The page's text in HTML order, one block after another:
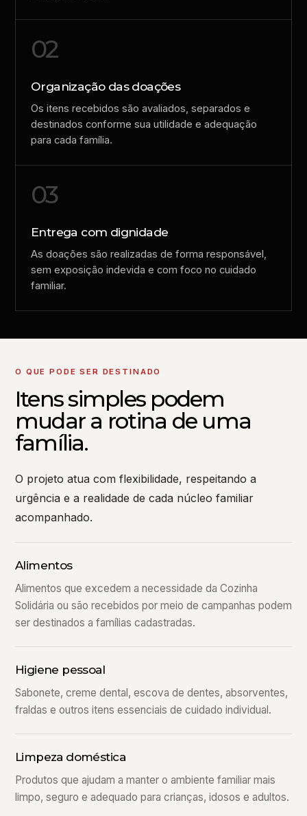
02
Organização das doações
Os itens recebidos são avaliados, separados e
destinados conforme sua utilidade e adequação
para cada família.
03
Entrega com dignidade
As doações são realizadas de forma responsável,
sem exposição indevida e com foco no cuidado
familiar.
O QUE PODE SER DESTINADO
Itens simples podem
mudar a rotina de uma
família.
O projeto atua com flexibilidade, respeitando a
urgência e a realidade de cada núcleo familiar
acompanhado.
Alimentos
Alimentos que excedem a necessidade da Cozinha
Solidária ou são recebidos por meio de campanhas podem
ser destinados a famílias cadastradas.
Higiene pessoal
Sabonete, creme dental, escova de dentes, absorventes,
fraldas e outros itens essenciais de cuidado individual.
Limpeza doméstica
Produtos que ajudam a manter o ambiente familiar mais
limpo, seguro e adequado para crianças, idosos e adultos.